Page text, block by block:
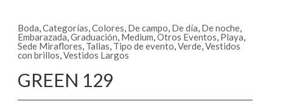
Boda,Categorías,Colores, De campo, De día, De noche,
Embarazada,Graduación, Medium,Otros Eventos, Playa,
Sede Miraflores, Tallas, Tipo de evento,Verde,Vestidos
con brillos,Vestidos Largos
GREEN 129